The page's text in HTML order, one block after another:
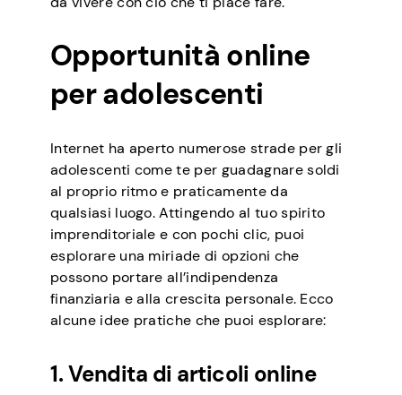
Opportunità online
per adolescenti
Internet ha aperto numerose strade per gli
adolescenti come te per guadagnare soldi
al proprio ritmo e praticamente da
qualsiasi luogo. Attingendo al tuo spirito
imprenditoriale e con pochi clic, puoi
esplorare una miriade di opzioni che
possono portare all’indipendenza
finanziaria e alla crescita personale. Ecco
alcune idee pratiche che puoi esplorare:
1. Vendita di articoli online